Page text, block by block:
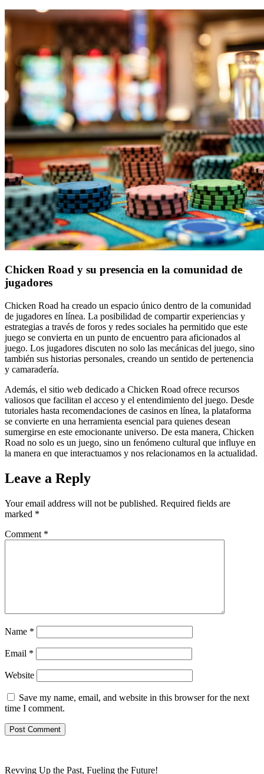
Chicken Road y su presencia en la comunidad de
jugadores
Chicken Road ha creado un espacio único dentro de la comunidad
de jugadores en línea. La posibilidad de compartir experiencias y
estrategias a través de foros y redes sociales ha permitido que este
juego se convierta en un punto de encuentro para aficionados al
juego. Los jugadores discuten no solo las mecánicas del juego, sino
también sus historias personales, creando un sentido de pertenencia
y camaradería.
Además, el sitio web dedicado a Chicken Road ofrece recursos
valiosos que facilitan el acceso y el entendimiento del juego. Desde
tutoriales hasta recomendaciones de casinos en línea, la plataforma
se convierte en una herramienta esencial para quienes desean
sumergirse en este emocionante universo. De esta manera, Chicken
Road no solo es un juego, sino un fenómeno cultural que influye en
la manera en que interactuamos y nos relacionamos en la actualidad.
Leave a Reply
Your email address will not be published. Required fields are
marked *
Comment *
Name *
Email *
Website
Save my name, email, and website in this browser for the next
time I comment.
Revving Up the Past, Fueling the Future!